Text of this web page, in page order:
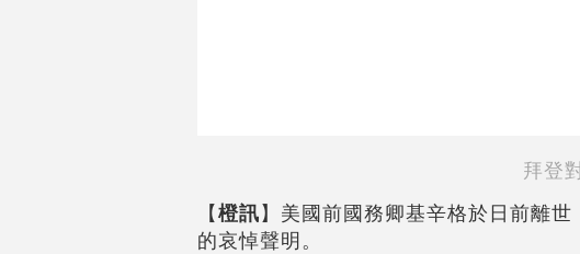
拜登
【橙訊】美國前國務卿基辛格於日前離
的哀悼聲明。